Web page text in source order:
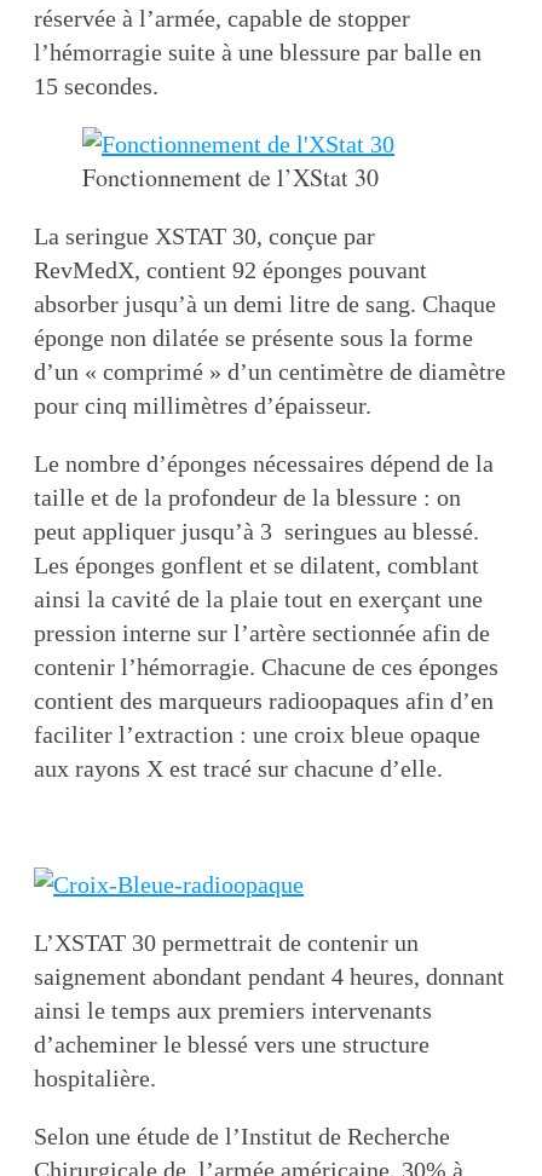
réservée à l’armée, capable de stopper
l’hémorragie suite à une blessure par balle en
15 secondes.
Fonctionnement de l’XStat 30
La seringue XSTAT 30, conçue par
RevMedX, contient 92 éponges pouvant
absorber jusqu’à un demi litre de sang. Chaque
éponge non dilatée se présente sous la forme
d’un « comprimé » d’un centimètre de diamètre
pour cinq millimètres d’épaisseur.
Le nombre d’éponges nécessaires dépend de la
taille et de la profondeur de la blessure : on
peut appliquer jusqu’à 3 seringues au blessé.
Les éponges gonflent et se dilatent, comblant
ainsi la cavité de la plaie tout en exerçant une
pression interne sur l’artère sectionnée afin de
contenir l’hémorragie. Chacune de ces éponges
contient des marqueurs radioopaques afin d’en
faciliter l’extraction : une croix bleue opaque
aux rayons X est tracé sur chacune d’elle.
L’XSTAT 30 permettrait de contenir un
saignement abondant pendant 4 heures, donnant
ainsi le temps aux premiers intervenants
d’acheminer le blessé vers une structure
hospitalière.
Selon une étude de l’Institut de Recherche
Chirurgicale de l’armée américaine, 30% à